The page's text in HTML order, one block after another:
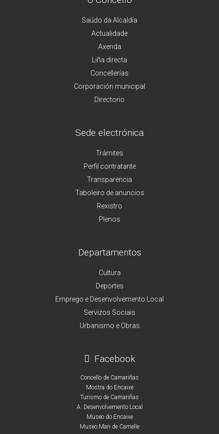
Saúdo da Alcaldía
Actualidade
Axenda
Liña directa
Concellerías
Corporación municipal
Directorio
Sede electrónica
Trámites
Perfil contratante
Transparencia
Taboleiro de anuncios
Rexistro
Plenos
Departamentos
Cultura
Deportes
Emprego e Desenvolvemento Local
Servizos Sociais
Urbanismo e Obras
Facebook
Concello de Camariñas
Mostra do Encaixe
Turismo de Camariñas
A. Desenvolvemento Local
Museo do Encaixe
Museo Man de Camelle